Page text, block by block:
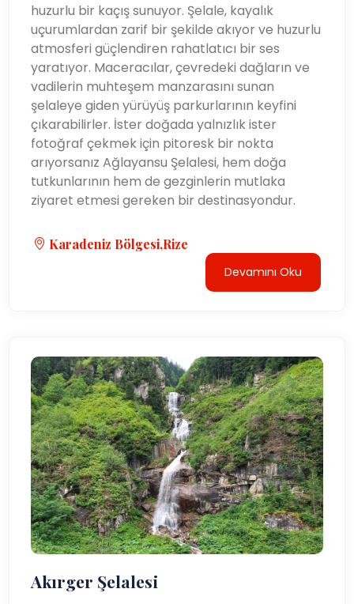
huzurlu bir kaçış sunuyor. Şelale, kayalık
uçurumlardan zarif bir şekilde akıyor ve huzurlu
atmosferi güçlendiren rahatlatıcı bir ses
yaratıyor. Maceracılar, çevredeki dağların ve
vadilerin muhteşem manzarasını sunan
şelaleye giden yürüyüş parkurlarının keyfini
çıkarabilirler. İster doğada yalnızlık ister
fotoğraf çekmek için pitoresk bir nokta
arıyorsanız Ağlayansu Şelalesi, hem doğa
tutkunlarının hem de gezginlerin mutlaka
ziyaret etmesi gereken bir destinasyondur.
Karadeniz Bölgesi,Rize
Devamını Oku
Akırger Şelalesi